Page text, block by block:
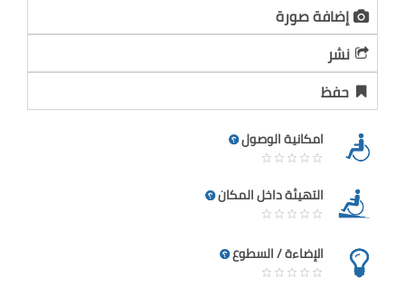
إضافة صورة
نشر
حفظ
امكانية الوصول
التهيئة داخل المكان
الإضاءة / السطوع